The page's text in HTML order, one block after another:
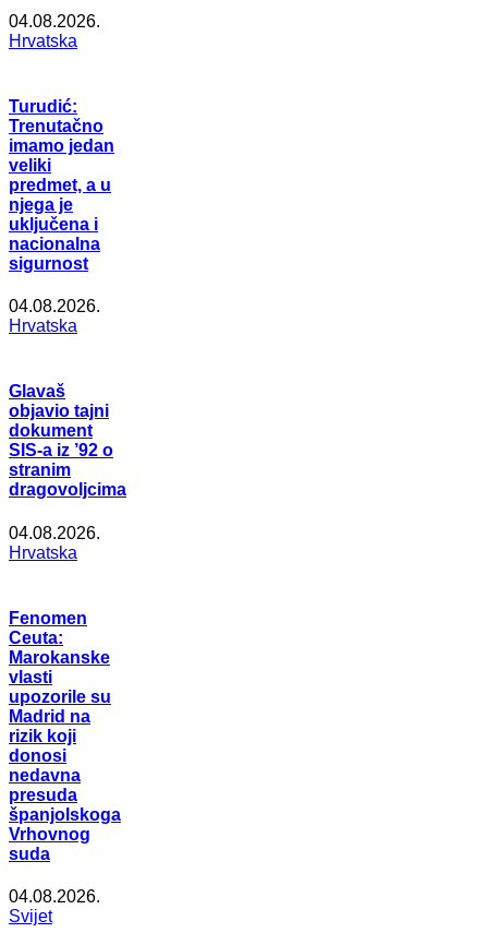
04.08.2026.
Hrvatska
Turudić:
Trenutačno
imamo jedan
veliki
predmet, a u
njega je
uključena i
nacionalna
sigurnost
04.08.2026.
Hrvatska
Glavaš
objavio tajni
dokument
SIS-a iz ’92 o
stranim
dragovoljcima
04.08.2026.
Hrvatska
Fenomen
Ceuta:
Marokanske
vlasti
upozorile su
Madrid na
rizik koji
donosi
nedavna
presuda
španjolskoga
Vrhovnog
suda
04.08.2026.
Svijet